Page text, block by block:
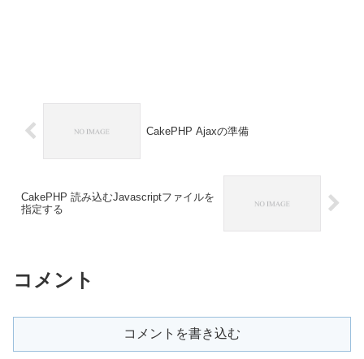
CakePHP Ajaxの準備
CakePHP 読み込むJavascriptファイルを
指定する
コメント
コメントを書き込む